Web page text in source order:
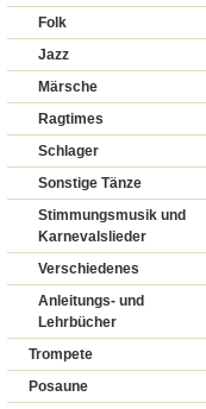
Folk
Jazz
Märsche
Ragtimes
Schlager
Sonstige Tänze
Stimmungsmusik und
Karnevalslieder
Verschiedenes
Anleitungs- und
Lehrbücher
Trompete
Posaune